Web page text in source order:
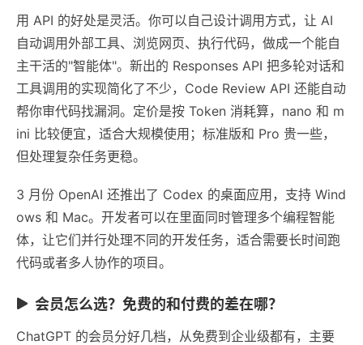
用 API 的好处是灵活。你可以自己设计调用方式，让 AI
自动调用外部工具、浏览网页、执行代码，做成一个能自
主干活的"智能体"。新出的 Responses API 把多轮对话和
工具调用的实现简化了不少，Code Review API 还能自动
帮你审代码找漏洞。定价是按 Token 消耗算，nano 和 m
ini 比较便宜，适合大规模使用；标准版和 Pro 贵一些，
但处理复杂任务更稳。
3 月份 OpenAI 还推出了 Codex 的桌面应用，支持 Wind
ows 和 Mac。开发者可以在里面同时管理多个编程智能
体，让它们并行处理不同的开发任务，适合需要长时间跑
代码或者多人协作的项目。
会员怎么选？免费的和付费的差在哪？
ChatGPT 的会员分好几档，从免费到企业级都有，主要